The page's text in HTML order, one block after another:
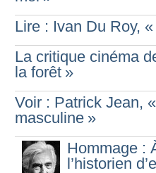
Lire : Ivan Du Roy, «
La critique cinéma
la forêt »
Voir : Patrick Jean, «
masculine »
Hommage :
l’historien